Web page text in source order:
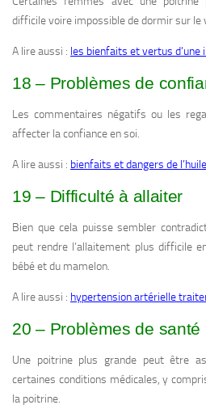
difficile voire impossible de dormir sur le
A lire aussi : les bienfaits et vertus d’une
18 – Problèmes de
Les commentaires négatifs ou les
affecter la confiance en soi.
A lire aussi : bienfaits et dangers de
19 – Difficulté à allaiter
Bien que cela puisse sembler
peut rendre l’allaitement plus difficile
bébé et du mamelon.
A lire aussi : hypertension artérielle
20 – Problèmes de santé
Une poitrine plus grande peut être
certaines conditions médicales, y
la poitrine.